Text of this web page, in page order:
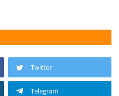
Twitter
Telegram